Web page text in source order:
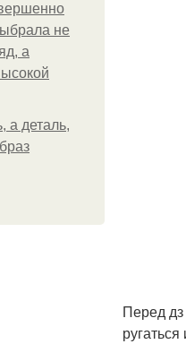
не
а
а деталь,
Перед